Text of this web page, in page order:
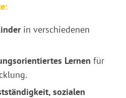
in verschiedenen
Lernen für
sozialen